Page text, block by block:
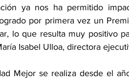
ya nos ha permitido
por primera vez un
lo que resulta muy positivo
Isabel Ulloa, directora
Mejor se realiza desde el